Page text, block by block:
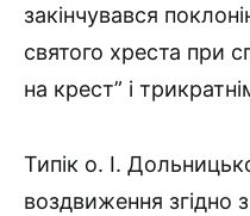
закінчувався
святого хреста при
на крест” і
Типік о. І.
воздвиження згідно